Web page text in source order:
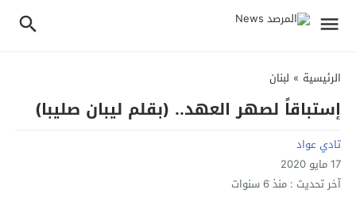
الرئيسية » لبنان
إستباقاً لصهر العهد.. (بقلم ليبان صليبا)
تادي عواد
17 مايو 2020
آخر تحديث : منذ 6 سنوات